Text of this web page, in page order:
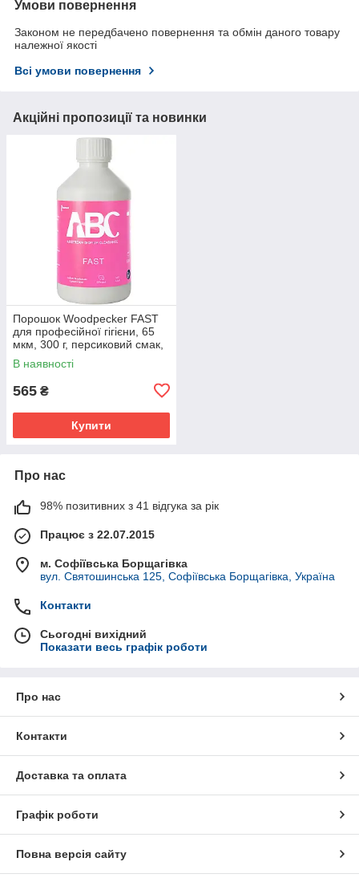
Умови повернення
Законом не передбачено повернення та обмін даного товару
належної якості
Всі умови повернення
Акційні пропозиції та новинки
Порошок Woodpecker FAST
для професійної гігієни, 65
мкм, 300 г, персиковий смак,
DTE-Woodpecker
В наявності
565 ₴
Купити
Про нас
98% позитивних з 41 відгука за рік
Працює з 22.07.2015
м. Софіївська Борщагівка
вул. Святошинська 125, Софіївська Борщагівка, Україна
Контакти
Сьогодні вихідний
Показати весь графік роботи
Про нас
Контакти
Доставка та оплата
Графік роботи
Повна версія сайту